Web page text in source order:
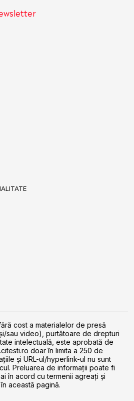
cost a materialelor de presă
sau video), purtătoare de drepturi
intelectuală, este aprobată de
doar în limita a 250 de
şi URL-ul/hyperlink-ul nu sunt
Preluarea de informaţii poate fi
în acord cu termenii agreaţi şi
această pagină.